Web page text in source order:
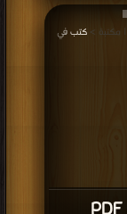
كتب في